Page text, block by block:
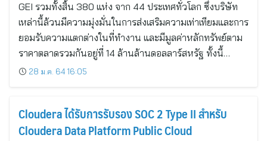
GEI รวมทั้งสิ้น 380 แห่ง จาก 44 ประเทศทั่วโลก ซึ่งบริษัท
เหล่านี้ล้วนมีความมุ่งมั่นในการส่งเสริมความเท่าเทียมและการ
ยอมรับความแตกต่างในที่ทำงาน และมีมูลค่าหลักทรัพย์ตาม
ราคาตลาดรวมกันอยู่ที่ 14 ล้านล้านดอลลาร์สหรัฐ ทั้งนี้…
28 ม.ค. 64 16:05
Cloudera ได้รับการรับรอง SOC 2 Type II สำหรับ
Cloudera Data Platform Public Cloud